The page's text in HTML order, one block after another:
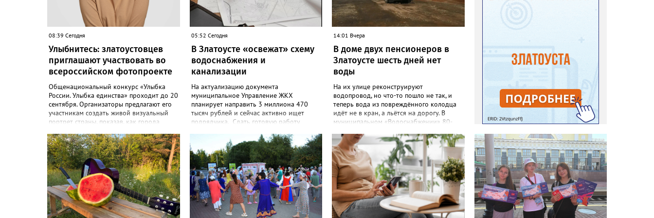
08:39 Сегодня
Улыбнитесь: златоустовцев
приглашают участвовать во
всероссийском фотопроекте
Общенациональный конкурс «Улыбка
России. Улыбка единства» проходит до 20
сентября. Организаторы предлагают его
участникам создать живой визуальный
портрет страны, показав, как города
персональную «Карту улыбок». «Чтобы
создать «Карту улыбок», нужно
выполнить четыре простых шага: перейти
на сайт улыбкароссии.рф и нажать
кнопку «Собрать карту улыбок»;
загрузить фотографию с улыбкой –
подойдёт портрет одного человека, пары,
семьи или нескольких поколений в
одном кадре; отметить один или
05:52 Сегодня
В Златоусте «освежат» схему
водоснабжения и
канализации
На актуализацию документа
муниципальное Управление ЖКХ
планирует направить 3 миллиона 470
тысяч рублей и сейчас активно ищет
подрядчика. Сдать готовую работу
до 10 декабря этого года. В техническом
задании, которое размещено на портале
закупки.гоу, сказано, что среди главных
задач - улучшение качества жизни и
охраны здоровья златоустовцев и
повышение энергоэффективности
систем. Кроме электронных схем,
исполнителю нужно разработать
предложения по строительству и
14:01 Вчера
В доме двух пенсионеров в
Златоусте шесть дней нет
воды
На их улице реконструируют
водопровод, но что-то пошло не так, и
теперь вода из повреждённого колодца
идёт не в кран, а льётся на дорогу. В
муниципальном «Водоснабжении» 80-
послали к водовозке. О проблеме в
сообществе «Текслер, помоги!» во
ВКонтакте рассказала одна из
горожанок. «На данное происшествие
аварийная бригада до сих пор не
приехала, и по словам гл.инженера
Шепелева А.Н. из обслуживающей
организации МУП ЗГО "Златоустовское
Водоснабжение" ул. Островского, 7,